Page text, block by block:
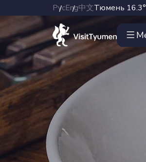
РусEng中文Тюмень